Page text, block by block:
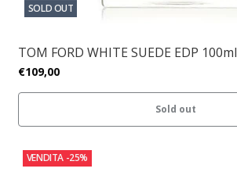
SOLD OUT
TOM FORD WHITE SUEDE EDP 100ml
€109,00
Sold out
VENDITA -25%